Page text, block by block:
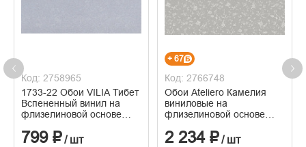
Код: 2758965
1733-22 Обои VILIA Тибет
Вспененный винил на
флизелиновой основе
799 ₽/ шт
+ 67
Код: 2766748
Обои Ateliero Камелия
виниловые на
флизелиновой основе
1,06м*10м
2 234 ₽/ шт